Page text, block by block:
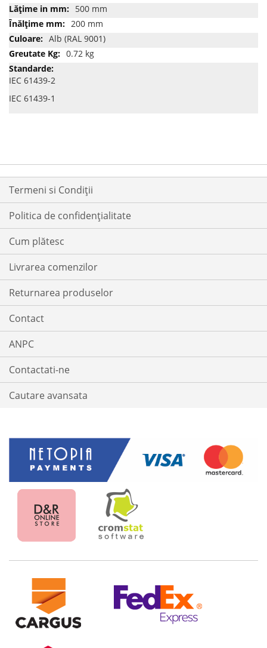
500 mm
200 mm
Alb (RAL 9001)
0.72 kg
IEC 61439-2
IEC 61439-1
Termeni si Condiții
Politica de confidențialitate
Cum plătesc
Livrarea comenzilor
Returnarea produselor
Contact
ANPC
Contactati-ne
Cautare avansata